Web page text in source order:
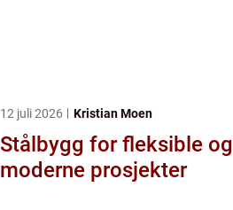
12 juli 2026 Kristian Moen
Stålbygg for fleksible og
moderne prosjekter